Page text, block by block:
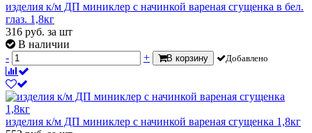
изделия к/м ДП миниклер с начинкой вареная сгущенка в бел.
глаз. 1,8кг
316 руб. за шт
В наличии
-
+ В корзину Добавлено
изделия к/м ДП миниклер с начинкой вареная сгущенка 1,8кг